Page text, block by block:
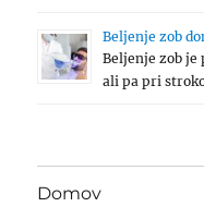
Beljenje zob
Beljenje zob je
ali pa pri
Domov